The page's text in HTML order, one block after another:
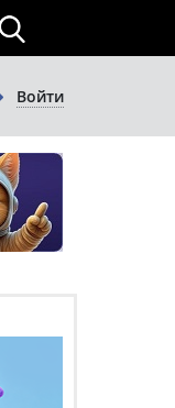
Войти